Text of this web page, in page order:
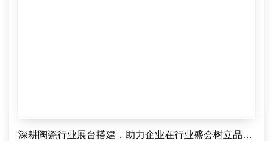
深耕陶瓷行业展台搭建，助力企业在行业盛会树立品牌形象